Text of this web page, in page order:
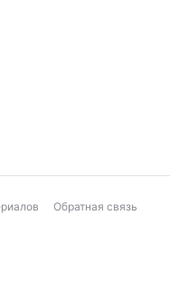
Обратная связь